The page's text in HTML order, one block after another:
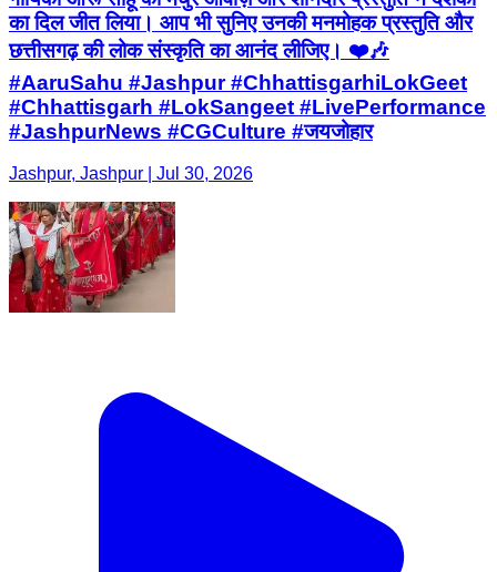
का दिल जीत लिया। आप भी सुनिए उनकी मनमोहक प्रस्तुति और
छत्तीसगढ़ की लोक संस्कृति का आनंद लीजिए। ❤️🎶
#AaruSahu #Jashpur #ChhattisgarhiLokGeet
#Chhattisgarh #LokSangeet #LivePerformance
#JashpurNews #CGCulture #जयजोहार
Jashpur, Jashpur | Jul 30, 2026